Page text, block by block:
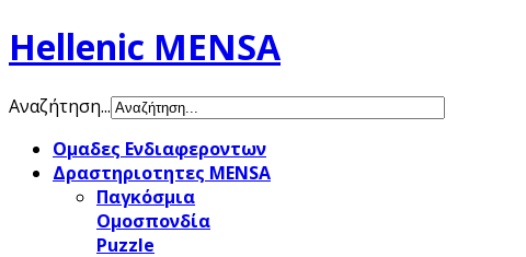
Hellenic MENSA
Αναζήτηση...
Ομαδες Ενδιαφεροντων
Δραστηριοτητες MENSA
Παγκόσμια
Ομοσπονδία
Puzzle